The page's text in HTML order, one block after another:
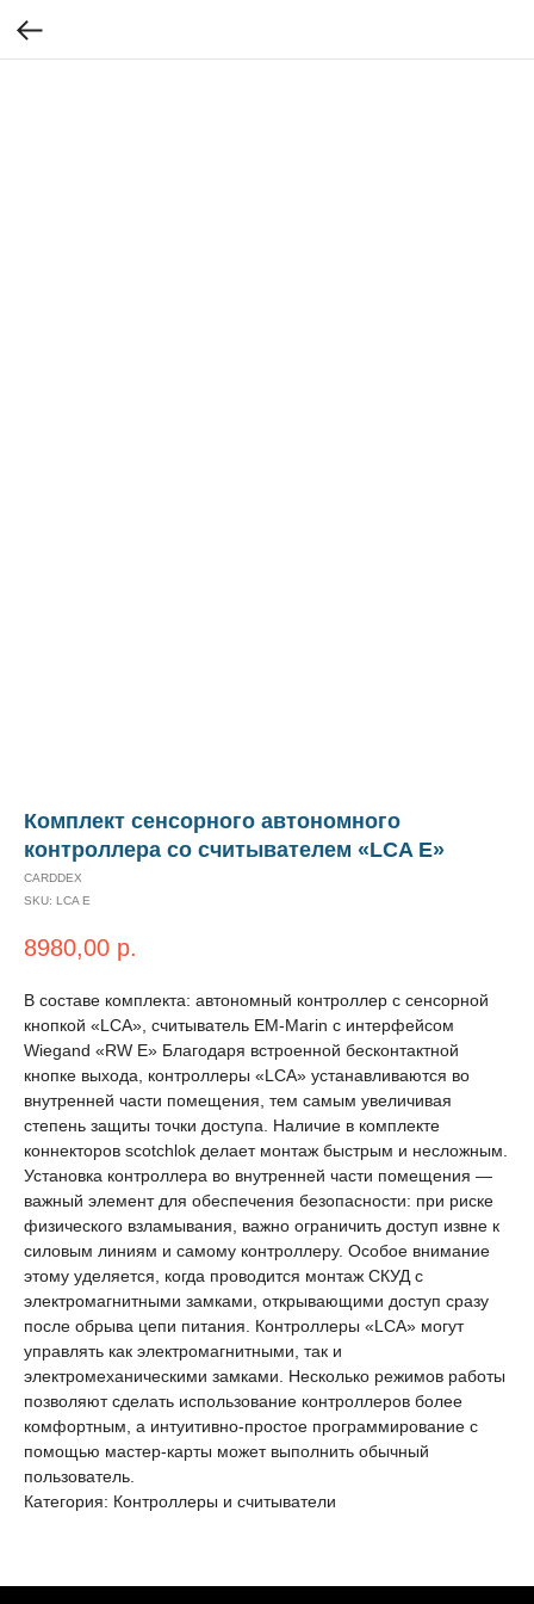
Комплект сенсорного автономного
контроллера со считывателем «LCA E»
CARDDEX
SKU: LCA E
8980,00 р.
В составе комплекта: автономный контроллер с сенсорной
кнопкой «LCA», считыватель EM-Marin с интерфейсом
Wiegand «RW E» Благодаря встроенной бесконтактной
кнопке выхода, контроллеры «LCA» устанавливаются во
внутренней части помещения, тем самым увеличивая
степень защиты точки доступа. Наличие в комплекте
коннекторов scotchlok делает монтаж быстрым и несложным.
Установка контроллера во внутренней части помещения —
важный элемент для обеспечения безопасности: при риске
физического взламывания, важно ограничить доступ извне к
силовым линиям и самому контроллеру. Особое внимание
этому уделяется, когда проводится монтаж СКУД с
электромагнитными замками, открывающими доступ сразу
после обрыва цепи питания. Контроллеры «LCA» могут
управлять как электромагнитными, так и
электромеханическими замками. Несколько режимов работы
позволяют сделать использование контроллеров более
комфортным, а интуитивно-простое программирование с
помощью мастер-карты может выполнить обычный
пользователь.
Категория: Контроллеры и считыватели